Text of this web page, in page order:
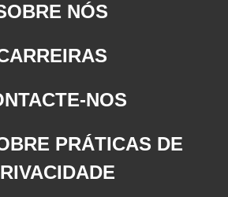
NÓS
NOS
PRÁTICAS DE